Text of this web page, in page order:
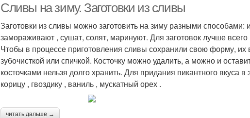
Сливы на зиму. Заготовки из сливы
Заготовки из сливы можно заготовить на зиму разными способами:
замораживают , сушат, солят, маринуют. Для заготовок лучше
Чтобы в процессе приготовления сливы сохранили свою форму, их
зубочисткой или спичкой. Косточку можно удалить, а можно и
косточками нельзя долго хранить. Для придания пикантного вкуса
корицу , гвоздику , ваниль , мускатный орех .
читать дальше →